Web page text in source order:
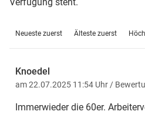
Neueste zuerst Älteste zuerst
Knoedel
am 22.07.2025 11:54 Uhr /
Immerwieder die 60er.